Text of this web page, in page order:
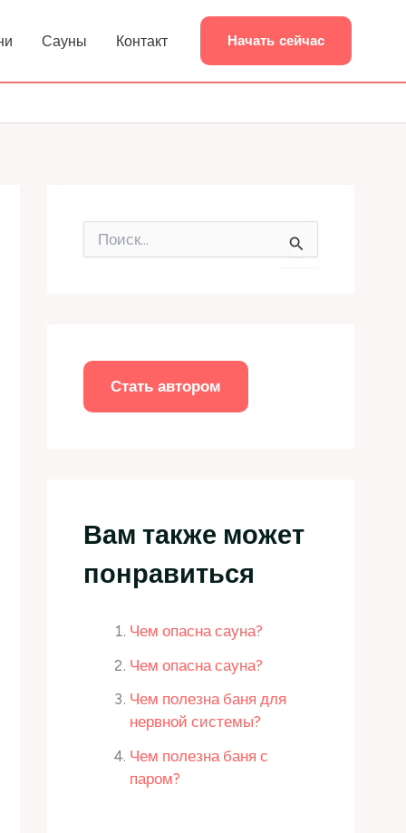
Сауны Контакт Начать сейчас
Стать автором
Вам также может
понравиться
Чем опасна сауна?
Чем опасна сауна?
Чем полезна баня для
нервной системы?
Чем полезна баня с
паром?